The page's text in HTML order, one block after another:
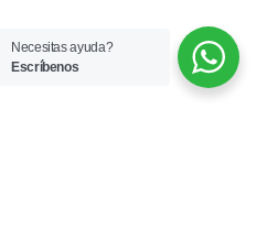
Necesitas ayuda?
Escríbenos